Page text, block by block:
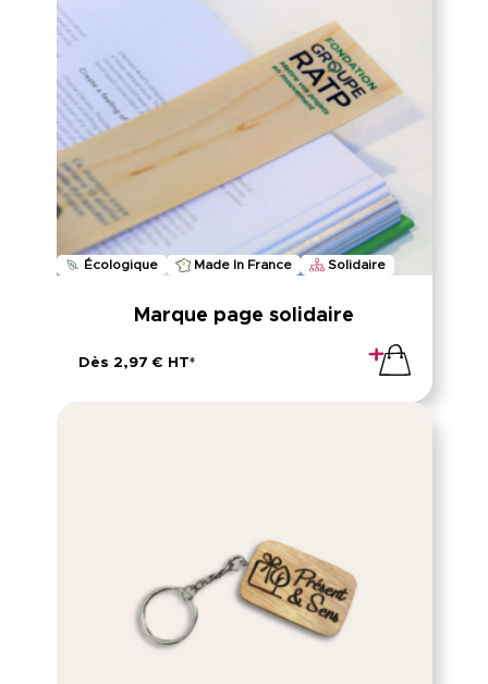
Écologique Made In France Solidaire
Marque page solidaire
Dès 2,97 € HT*